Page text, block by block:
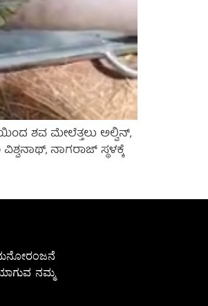
ಶವ ಮೇಲೆತ್ತಲು ಅಲ್ವಿನ್,
ನಾಗರಾಜ್ ಸ್ಥಳಕ್ಕೆ
ಮನೋರಂಜನೆ
ನಮ್ಮ